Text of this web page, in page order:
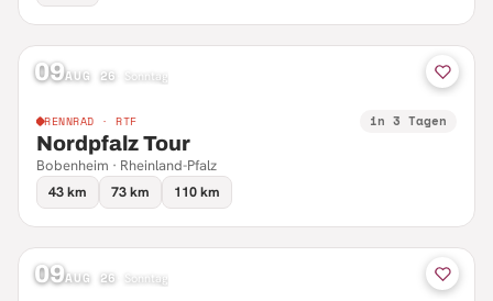
09AUG 26 Sonntag
RENNRAD · RTF in 3 Tagen
Nordpfalz Tour
Bobenheim · Rheinland-Pfalz
43 km
73 km 110 km
09AUG 26 Sonntag